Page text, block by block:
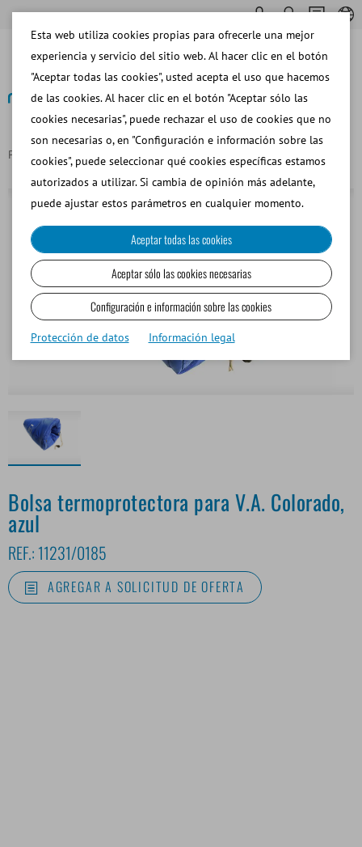
Página principal Bolsa termoprotectora para V.A. Colorado, azul
Bolsa termoprotectora para V.A. Colorado,
azul
REF.: 11231/0185
AGREGAR A SOLICITUD DE OFERTA
Esta web utiliza cookies propias para ofrecerle una mejor
experiencia y servicio del sitio web. Al hacer clic en el botón
"Aceptar todas las cookies", usted acepta el uso que hacemos
de las cookies. Al hacer clic en el botón "Aceptar sólo las
cookies necesarias", puede rechazar el uso de cookies que no
son necesarias o, en "Configuración e información sobre las
cookies", puede seleccionar qué cookies específicas estamos
autorizados a utilizar. Si cambia de opinión más adelante,
puede ajustar estos parámetros en cualquier momento.
Aceptar todas las cookies
Aceptar sólo las cookies necesarias
Configuración e información sobre las cookies
Protección de datos Información legal